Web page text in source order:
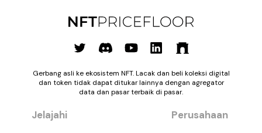
Gerbang asli ke ekosistem NFT. Lacak dan beli koleksi digital
dan token tidak dapat ditukar lainnya dengan agregator
data dan pasar terbaik di pasar.
Jelajahi Perusahaan